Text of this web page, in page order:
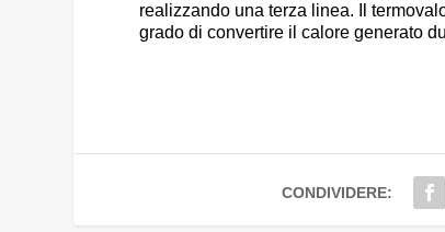
realizzando una terza linea. Il
grado di convertire il calore generato
CONDIVIDERE: